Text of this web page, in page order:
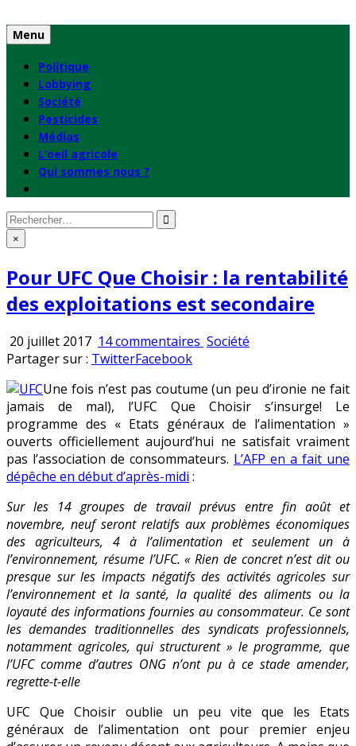
to
content
Menu
Politique
Lobbying
Société
Pesticides
Médias
L’oeil agricole
Qui sommes nous ?
Rechercher
: ×
Pour UFC Que Choisir : la rentabilité
des exploitations est secondaire
20 juillet 2017 14 commentaires sur
Que
Choisir
:
la
rentabilité
exploitations
est
secondaire
Publié
Société
Partager sur : TwitterFacebook
Une fois n’est pas coutume (un peu d’ironie ne fait
jamais de mal), l’UFC Que Choisir s’insurge! Le
programme des « Etats généraux de l’alimentation »
ouverts officiellement aujourd’hui ne satisfait vraiment
pas l’association de consommateurs. L’AFP en a fait une
dépêche en début d’après-midi :
Sur les 14 groupes de travail prévus entre fin août et
novembre, neuf seront relatifs aux problèmes économiques
des agriculteurs, 4 à l’alimentation et seulement un à
l’environnement, résume l’UFC. « Rien de concret n’est dit ou
presque sur les impacts négatifs des activités agricoles sur
l’environnement et la santé, la qualité des aliments ou la
loyauté des informations fournies au consommateur. Ce sont
les demandes traditionnelles des syndicats professionnels,
notamment agricoles, qui structurent » le programme, que
l’UFC comme d’autres ONG n’ont pu à ce stade amender,
regrette-t-elle
UFC Que Choisir oublie un peu vite que les Etats
généraux de l’alimentation ont pour premier enjeu